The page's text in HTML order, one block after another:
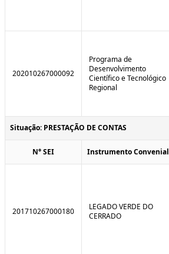
202010267000092
Programa de
Desenvolvimento
Científico e Tecnológico
Regional
Situação: PRESTAÇÃO DE CONTAS
N° SEI Instrumento Convenial
201710267000180
LEGADO VERDE DO
CERRADO